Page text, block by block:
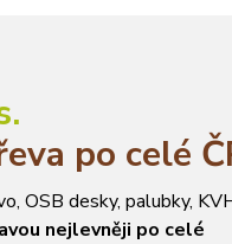
po celé
OSB desky, palubky,
nejlevněji po celé